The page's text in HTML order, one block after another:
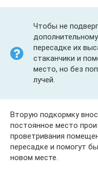
Чтобы не
пересадке их
стаканчики и
место, но без
лучей.
Вторую подкормку
постоянное место
проветривания
пересадке и помогут
новом месте.